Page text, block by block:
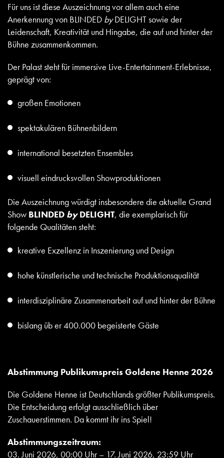
Für uns ist diese Auszeichnung vor allem auch eine
Anerkennung von BLINDED byDELIGHT sowie der
Leidenschaft, Kreativität und Hingabe, die auf und hinter der
Bühne zusammenkommen.
Der Palast steht für immersive Live-Entertainment-Erlebnisse,
geprägt von:
großen Emotionen
spektakulären Bühnenbildern
international besetzten Ensembles
visuell eindrucksvollen Showproduktionen
Die Auszeichnung würdigt insbesondere die aktuelle Grand
Show BLINDED byDELIGHT, die exemplarisch für
folgende Qualitäten steht:
kreative Exzellenz in Inszenierung und Design
hohe künstlerische und technische Produktionsqualität
interdisziplinäre Zusammenarbeit auf und hinter der Bühne
bislang üb er 400.000 begeisterte Gäste
Abstimmung Publikumspreis Goldene Henne 2026
Die Goldene Henne ist Deutschlands größter Publikumspreis.
Die Entscheidung erfolgt ausschließlich über
Zuschauerstimmen. Da kommt ihr ins Spiel!
Abstimmungszeitraum:
03. Juni 2026, 00:00 Uhr – 17. Juni 2026, 23:59 Uhr